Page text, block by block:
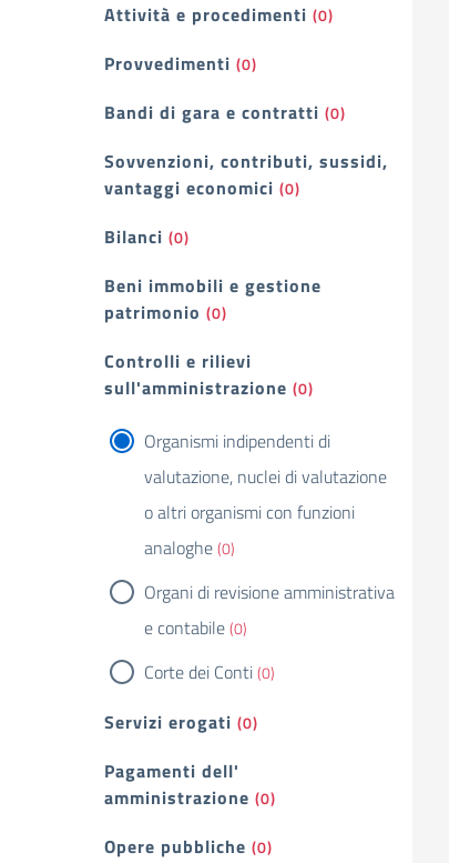
Attività e procedimenti (0)
Provvedimenti (0)
Bandi di gara e contratti (0)
Sovvenzioni, contributi, sussidi,
vantaggi economici (0)
Bilanci (0)
Beni immobili e gestione
patrimonio (0)
Controlli e rilievi
sull'amministrazione (0)
Organismi indipendenti di
valutazione, nuclei di valutazione
o altri organismi con funzioni
analoghe(0)
Organi di revisione amministrativa
e contabile(0)
Corte dei Conti(0)
Servizi erogati (0)
Pagamenti dell'
amministrazione (0)
Opere pubbliche (0)